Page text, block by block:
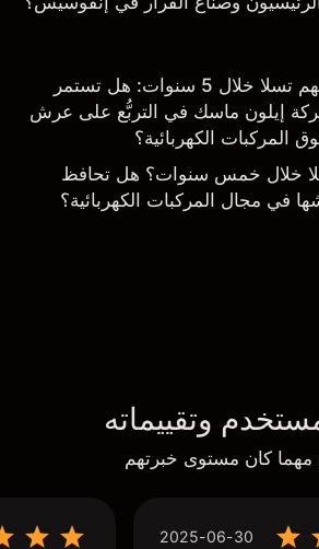
سهم تسلا خلال 5 سنوات: هل تستمر
إيلون ماسك في التربُّع على عرش
المركبات الكهربائية؟
خلال خمس سنوات؟ هل تحافظ
في مجال المركبات الكهربائية؟
وتقييماته
مهما كان مستوى خبرتهم
2025-06-30